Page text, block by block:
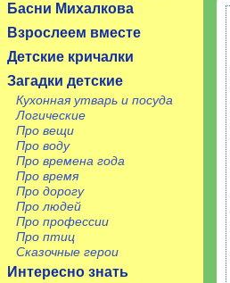
Басни Михалкова
Взрослеем вместе
Детские кричалки
Загадки детские
Кухонная утварь и посуда
Логические
Про вещи
Про воду
Про времена года
Про время
Про дорогу
Про людей
Про профессии
Про птиц
Сказочные герои
Интересно знать